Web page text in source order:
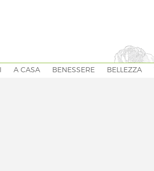
A CASA BENESSERE BELLEZZA